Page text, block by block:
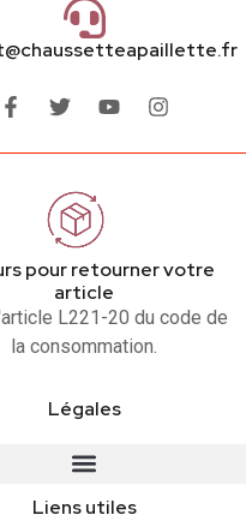
pour retourner votre
article
L221-20 du code de
la consommation.
Légales
Liens utiles